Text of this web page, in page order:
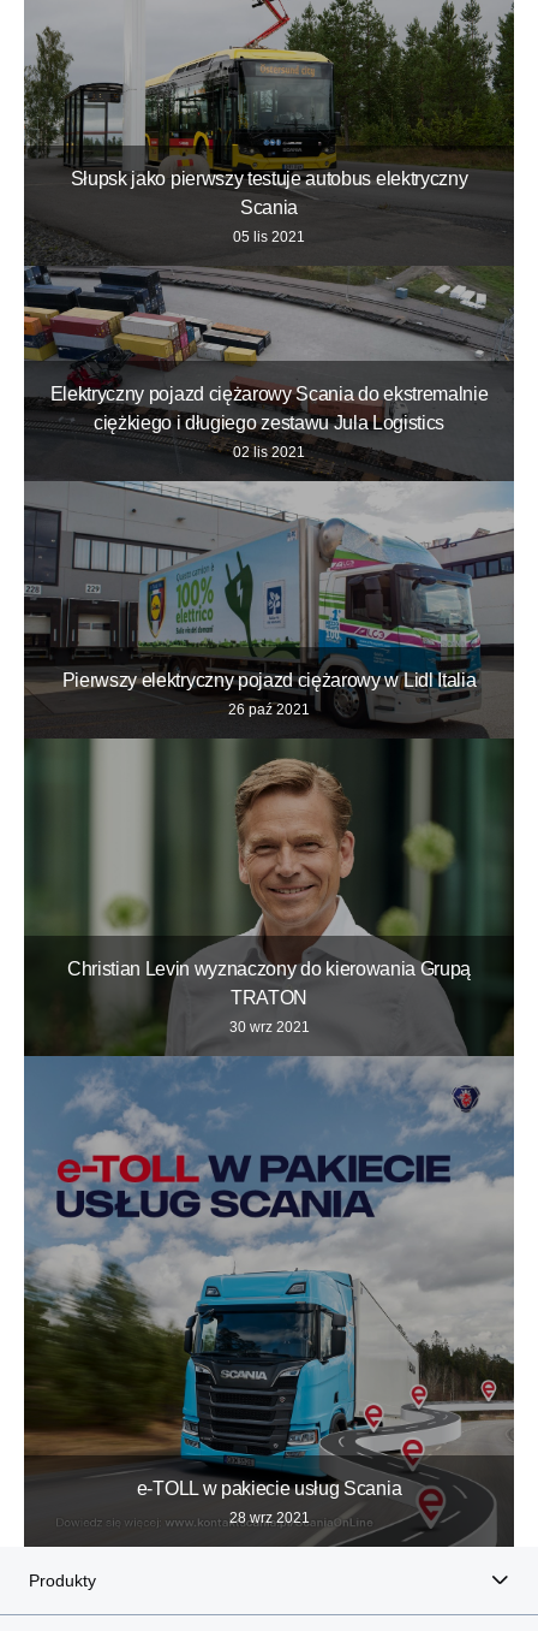
Słupsk jako pierwszy testuje autobus elektryczny
Scania
05 lis 2021
Elektryczny pojazd ciężarowy Scania do ekstremalnie
ciężkiego i długiego zestawu Jula Logistics
02 lis 2021
Pierwszy elektryczny pojazd ciężarowy w Lidl Italia
26 paź 2021
Christian Levin wyznaczony do kierowania Grupą
TRATON
30 wrz 2021
e-TOLL w pakiecie usług Scania
28 wrz 2021
Produkty